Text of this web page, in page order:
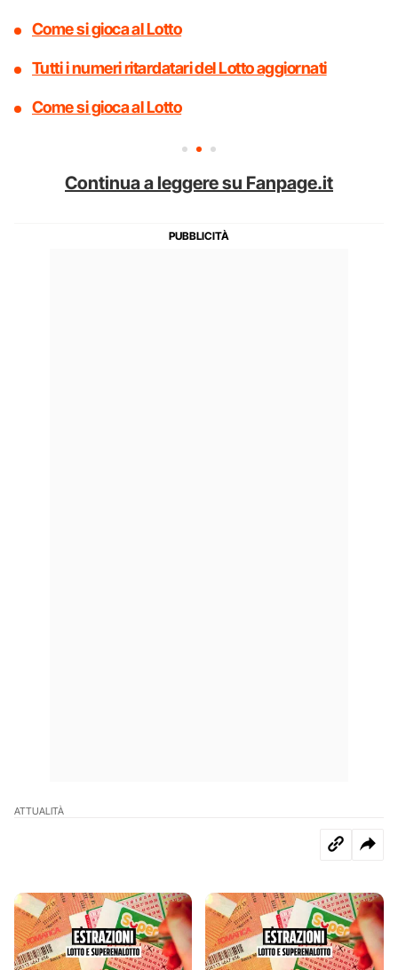
Come si gioca al Lotto
Tutti i numeri ritardatari del Lotto aggiornati
Come si gioca al Lotto
Continua a leggere su Fanpage.it
ATTUALITÀ